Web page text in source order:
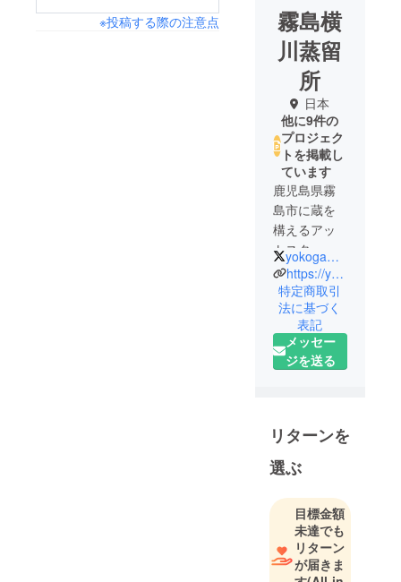
※投稿する際の注意点
霧島横
川蒸留
所
日本
他に9件の
プロジェク
トを掲載し
ています
鹿児島県霧
島市に蔵を
構えるアッ
トスター
（株）と申
します。
シングルモ
ルトウイス
キー「横
川」や、本
ウイスキー
及び焼酎の
製造、販売
ります。
yokogawa_d
https://yokogawa-distillery.com/
特定商取引
法に基づく
表記
メッセー
ジを送る
リターンを
選ぶ
目標金額
未達でも
リターン
が届きま